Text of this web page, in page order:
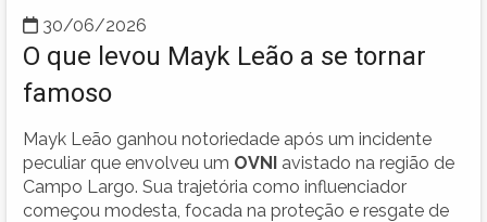
30/06/2026
O que levou Mayk Leão a se tornar
famoso
Mayk Leão ganhou notoriedade após um incidente
peculiar que envolveu um OVNI avistado na região de
Campo Largo. Sua trajetória como influenciador
começou modesta, focada na proteção e resgate de